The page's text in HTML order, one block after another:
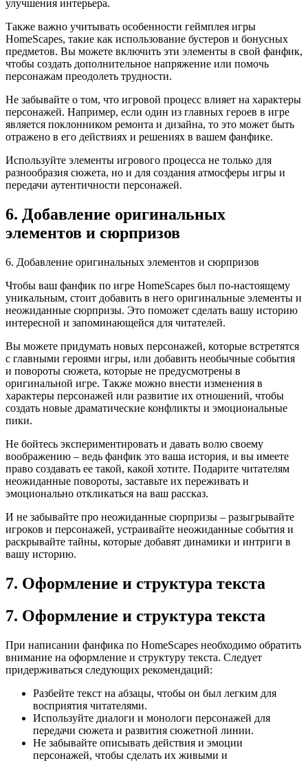
улучшения интерьера.
Также важно учитывать особенности геймплея игры
HomeScapes, такие как использование бустеров и бонусных
предметов. Вы можете включить эти элементы в свой фанфик,
чтобы создать дополнительное напряжение или помочь
персонажам преодолеть трудности.
Не забывайте о том, что игровой процесс влияет на характеры
персонажей. Например, если один из главных героев в игре
является поклонником ремонта и дизайна, то это может быть
отражено в его действиях и решениях в вашем фанфике.
Используйте элементы игрового процесса не только для
разнообразия сюжета, но и для создания атмосферы игры и
передачи аутентичности персонажей.
6. Добавление оригинальных
элементов и сюрпризов
6. Добавление оригинальных элементов и сюрпризов
Чтобы ваш фанфик по игре HomeScapes был по-настоящему
уникальным, стоит добавить в него оригинальные элементы и
неожиданные сюрпризы. Это поможет сделать вашу историю
интересной и запоминающейся для читателей.
Вы можете придумать новых персонажей, которые встретятся
с главными героями игры, или добавить необычные события
и повороты сюжета, которые не предусмотрены в
оригинальной игре. Также можно внести изменения в
характеры персонажей или развитие их отношений, чтобы
создать новые драматические конфликты и эмоциональные
пики.
Не бойтесь экспериментировать и давать волю своему
воображению – ведь фанфик это ваша история, и вы имеете
право создавать ее такой, какой хотите. Подарите читателям
неожиданные повороты, заставьте их переживать и
эмоционально откликаться на ваш рассказ.
И не забывайте про неожиданные сюрпризы – разыгрывайте
игроков и персонажей, устраивайте неожиданные события и
раскрывайте тайны, которые добавят динамики и интриги в
вашу историю.
7. Оформление и структура текста
7. Оформление и структура текста
При написании фанфика по HomeScapes необходимо обратить
внимание на оформление и структуру текста. Следует
придерживаться следующих рекомендаций:
Разбейте текст на абзацы, чтобы он был легким для
восприятия читателями.
Используйте диалоги и монологи персонажей для
передачи сюжета и развития сюжетной линии.
Не забывайте описывать действия и эмоции
персонажей, чтобы сделать их живыми и